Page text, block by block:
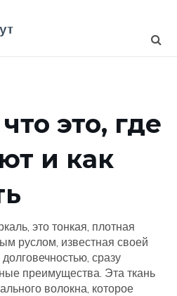
это, где
и как
, это тонкая, плотная
руслом, известная своей
, сразу
преимущества. Эта ткань
волокна, которое